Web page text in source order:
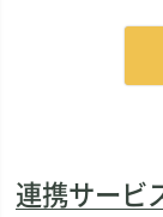
)
連携サービ